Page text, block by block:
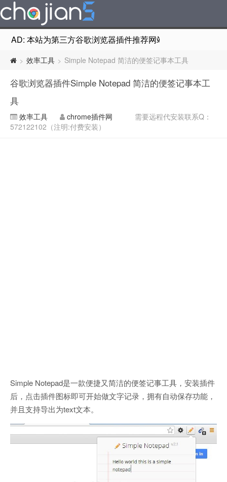
AD: 本站为第三方谷歌浏览器插件推荐网站，非Google
> 效率工具 > Simple Notepad 简洁的便签记事本工具
谷歌浏览器插件Simple Notepad 简洁的便签记事本工
具
效率工具 chrome插件网
需要远程代安装联系Q：
572122102（注明:付费安装）
Simple Notepad是一款便捷又简洁的便签记事工具，安装插件
后，点击插件图标即可开始做文字记录，拥有自动保存功能，
并且支持导出为text文本。